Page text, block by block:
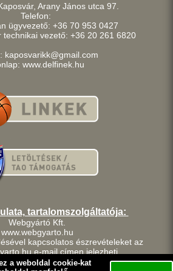
a weboldal cookie-kat
Arany János utca 97.
Telefon:
ügyvezető: +36 70 953 0427
technikai vezető: +36 20 261 6820
kaposvarikk@gmail.com
www.delfinek.hu
tartalomszolgáltatója:
Webgyártó Kft.
www.webgyarto.hu
kapcsolatos észrevételeket az
e-mail címen jelezheti.
Szerzői jog: